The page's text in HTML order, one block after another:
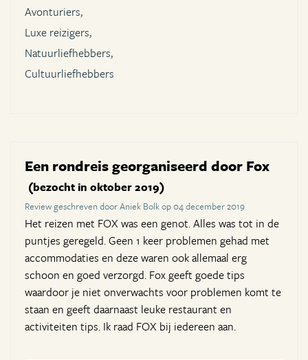
Avonturiers,
Luxe reizigers,
Natuurliefhebbers,
Cultuurliefhebbers
Een rondreis georganiseerd door Fox
(bezocht in oktober 2019)
Review geschreven door Aniek Bolk op 04 december 2019
Het reizen met FOX was een genot. Alles was tot in de
puntjes geregeld. Geen 1 keer problemen gehad met
accommodaties en deze waren ook allemaal erg
schoon en goed verzorgd. Fox geeft goede tips
waardoor je niet onverwachts voor problemen komt te
staan en geeft daarnaast leuke restaurant en
activiteiten tips. Ik raad FOX bij iedereen aan.